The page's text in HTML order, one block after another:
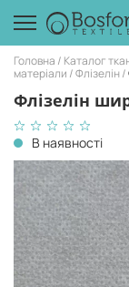
Головна Каталог
матеріали Флізелін
Флізелін
В наявності